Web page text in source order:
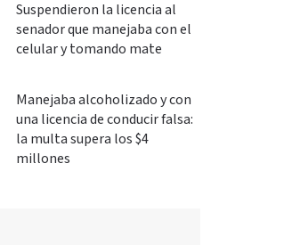
Suspendieron la licencia al
senador que manejaba con el
celular y tomando mate
Manejaba alcoholizado y con
una licencia de conducir falsa:
la multa supera los $4
millones